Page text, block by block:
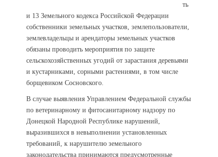
ть
и 13 Земельного кодекса Российской Федерации
собственники земельных участков, землепользователи,
землевладельцы и арендаторы земельных участков
обязаны проводить мероприятия по защите
сельскохозяйственных угодий от зарастания деревьями
и кустарниками, сорными растениями, в том числе
борщевиком Сосновского.
В случае выявления Управлением Федеральной службы
по ветеринарному и фитосанитарному надзору по
Донецкой Народной Республике нарушений,
выразившихся в невыполнении установленных
требований, к нарушителю земельного
законодательства принимаются предусмотренные